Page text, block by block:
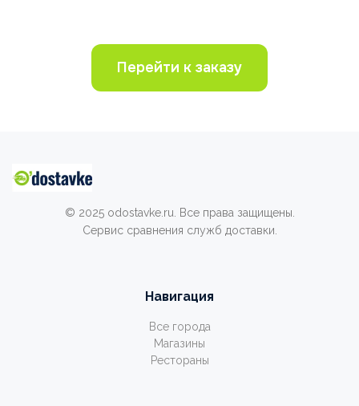
Перейти к заказу
© 2025 odostavke.ru. Все права защищены.
Сервис сравнения служб доставки.
Навигация
Все города
Магазины
Рестораны